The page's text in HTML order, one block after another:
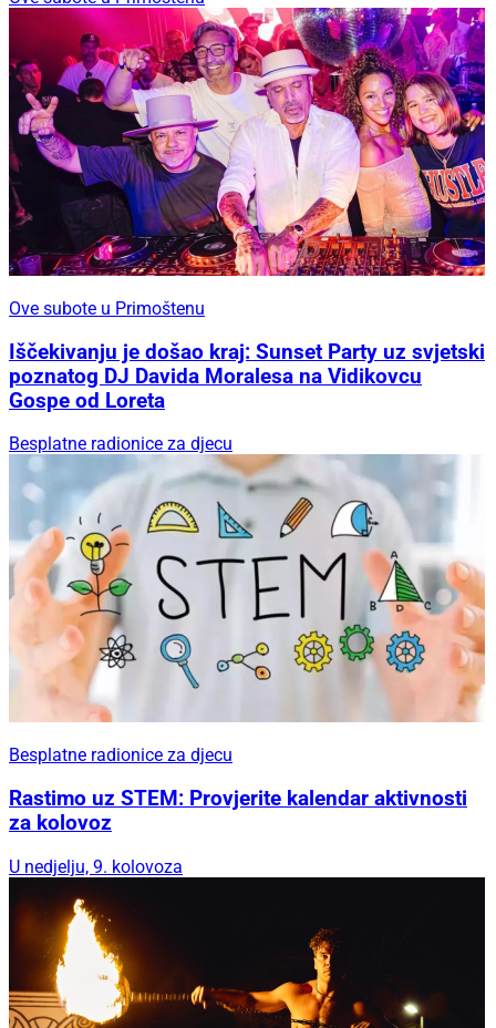
Ove subote u Primoštenu
Iščekivanju je došao kraj: Sunset Party uz svjetski
poznatog DJ Davida Moralesa na Vidikovcu
Gospe od Loreta
Besplatne radionice za djecu
Besplatne radionice za djecu
Rastimo uz STEM: Provjerite kalendar aktivnosti
za kolovoz
U nedjelju, 9. kolovoza